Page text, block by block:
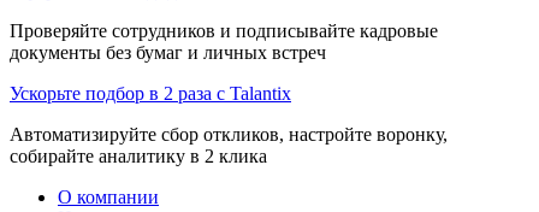
Проверяйте сотрудников и подписывайте кадровые
документы без бумаг и личных встреч
Ускорьте подбор в 2 раза с Talantix
Автоматизируйте сбор откликов, настройте воронку,
собирайте аналитику в 2 клика
О компании